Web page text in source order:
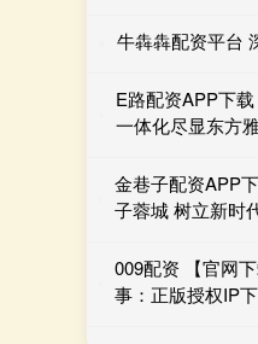
牛犇犇配资平台
E路配资APP下
一体化尽显东方
金巷子配资APP
子蓉城 树立新时
009配资 【官网
事：正版授权IP